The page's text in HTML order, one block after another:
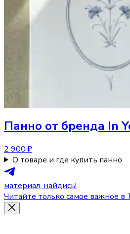
Панно от бренда In
2 900 ₽
О товаре и где купить панно
материал, найдись!
Читайте только самое важное в